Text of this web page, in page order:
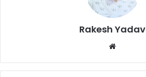
Rakesh Yadav
b